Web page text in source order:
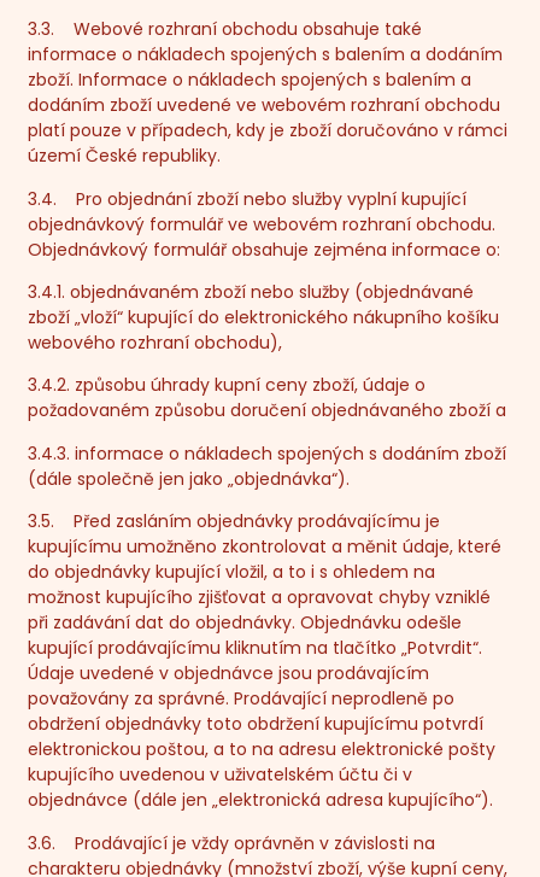
3.3. Webové rozhraní obchodu obsahuje také
informace o nákladech spojených s balením a dodáním
zboží. Informace o nákladech spojených s balením a
dodáním zboží uvedené ve webovém rozhraní obchodu
platí pouze v případech, kdy je zboží doručováno v rámci
území České republiky.
3.4. Pro objednání zboží nebo služby vyplní kupující
objednávkový formulář ve webovém rozhraní obchodu.
Objednávkový formulář obsahuje zejména informace o:
3.4.1. objednávaném zboží nebo služby (objednávané
zboží „vloží“ kupující do elektronického nákupního košíku
webového rozhraní obchodu),
3.4.2. způsobu úhrady kupní ceny zboží, údaje o
požadovaném způsobu doručení objednávaného zboží a
3.4.3. informace o nákladech spojených s dodáním zboží
(dále společně jen jako „objednávka“).
3.5. Před zasláním objednávky prodávajícímu je
kupujícímu umožněno zkontrolovat a měnit údaje, které
do objednávky kupující vložil, a to i s ohledem na
možnost kupujícího zjišťovat a opravovat chyby vzniklé
při zadávání dat do objednávky. Objednávku odešle
kupující prodávajícímu kliknutím na tlačítko „Potvrdit“.
Údaje uvedené v objednávce jsou prodávajícím
považovány za správné. Prodávající neprodleně po
obdržení objednávky toto obdržení kupujícímu potvrdí
elektronickou poštou, a to na adresu elektronické pošty
kupujícího uvedenou v uživatelském účtu či v
objednávce (dále jen „elektronická adresa kupujícího“).
3.6. Prodávající je vždy oprávněn v závislosti na
charakteru objednávky (množství zboží, výše kupní ceny,